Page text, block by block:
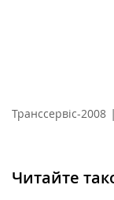
Транссервіс-2008 |
Читайте